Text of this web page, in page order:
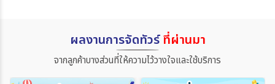
ผลงานการจัดทัวร์ที่ผ่านมา
จากลูกค้าบางส่วนที่ให้ความไว้วางใจและใช้บริการ